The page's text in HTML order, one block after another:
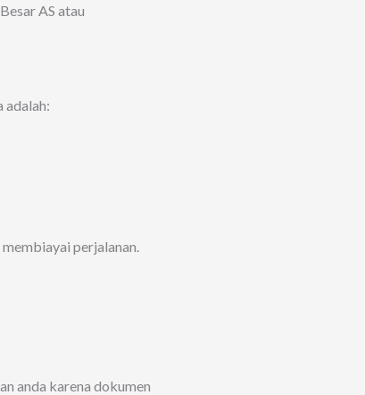
AS atau
adalah:
perjalanan.
anda karena dokumen